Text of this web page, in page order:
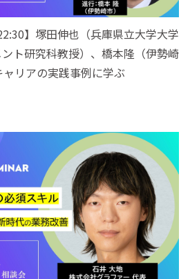
】塚田伸也（兵庫県立大学大学
ト研究科教授）、橋本隆（伊勢崎
リアの実践事例に学ぶ